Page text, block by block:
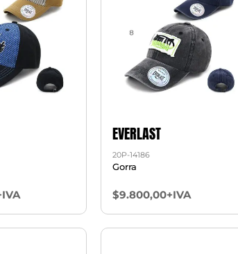
EVERLAST
20P-14186
Gorra
$9.800,00+IVA